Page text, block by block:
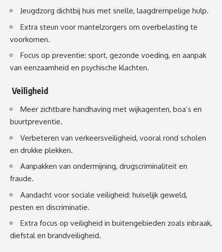
Jeugdzorg dichtbij huis met snelle, laagdrempelige hulp.
Extra steun voor mantelzorgers om overbelasting te
voorkomen.
Focus op preventie: sport, gezonde voeding, en aanpak
van eenzaamheid en psychische klachten.
Veiligheid
Meer zichtbare handhaving met wijkagenten, boa’s en
buurtpreventie.
Verbeteren van verkeersveiligheid, vooral rond scholen
en drukke plekken.
Aanpakken van ondermijning, drugscriminaliteit en
fraude.
Aandacht voor sociale veiligheid: huiselijk geweld,
pesten en discriminatie.
Extra focus op veiligheid in buitengebieden zoals inbraak,
diefstal en brandveiligheid.